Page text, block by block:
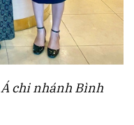
chi nhánh Bình